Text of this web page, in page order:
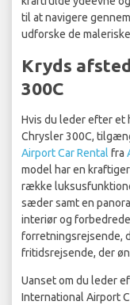
til at navigere
udforske de
Kryds
300C
Hvis du leder efter et
Chrysler 300C,
Airport Car Rental fra
model har en
række
sæder samt en
interiør og
forretningsrejsende,
fritidsrejsende, der
Uanset om du leder
International Airport